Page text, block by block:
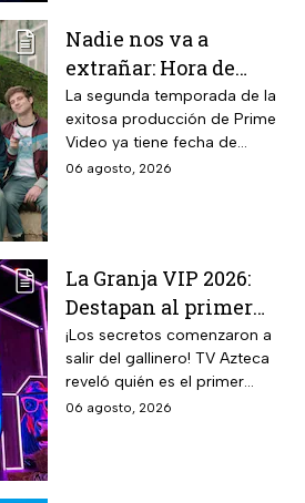
Nadie nos va a
extrañar: Hora de
estreno de la
Temporada 2 y reparto
completo
La segunda temporada de la
exitosa producción de Prime
Video ya tiene fecha de
estreno. Conoce el horario en
06 agosto, 2026
La Granja VIP 2026:
Destapan al primer
participante del
reality más viral de la
televisión mexicana
¡Los secretos comenzaron a
salir del gallinero! TV Azteca
reveló quién es el primer
granjero confirmado para la
06 agosto, 2026